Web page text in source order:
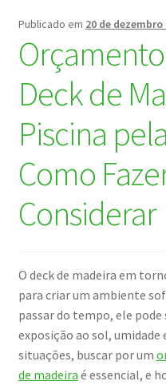
Publicado em 20 de dezembro
Deck de
Piscina
Como
Considerar
O deck de madeira em
para criar um ambiente
passar do tempo, ele
exposição ao sol, umidade
situações, buscar por um
de madeira é essencial, e